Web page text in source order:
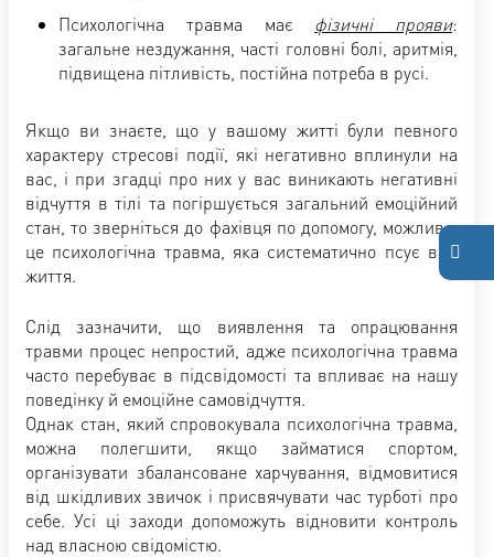
Психологічна травма має фізичні прояви:
загальне нездужання, часті головні болі, аритмія,
підвищена пітливість, постійна потреба в русі.
Якщо ви знаєте, що у вашому житті були певного
характеру стресові події, які негативно вплинули на
вас, і при згадці про них у вас виникають негативні
відчуття в тілі та погіршується загальний емоційний
стан, то зверніться до фахівця по допомогу, можливо,
це психологічна травма, яка систематично псує вам
життя.
Слід зазначити, що виявлення та опрацювання
травми процес непростий, адже психологічна травма
часто перебуває в підсвідомості та впливає на нашу
поведінку й емоційне самовідчуття.
Однак стан, який спровокувала психологічна травма,
можна полегшити, якщо займатися спортом,
організувати збалансоване харчування, відмовитися
від шкідливих звичок і присвячувати час турботі про
себе. Усі ці заходи допоможуть відновити контроль
над власною свідомістю.